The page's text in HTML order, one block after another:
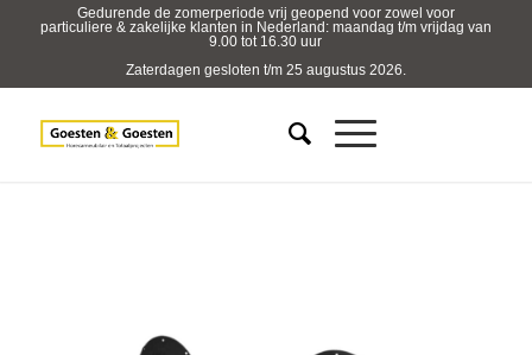
Gedurende de zomerperiode vrij geopend voor zowel voor
particuliere & zakelijke klanten in Nederland: maandag t/m vrijdag van
9.00 tot 16.30 uur
Zaterdagen gesloten t/m 25 augustus 2026.